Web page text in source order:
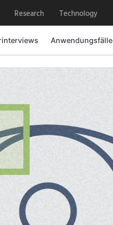
Research Technology
Anwendungsfälle